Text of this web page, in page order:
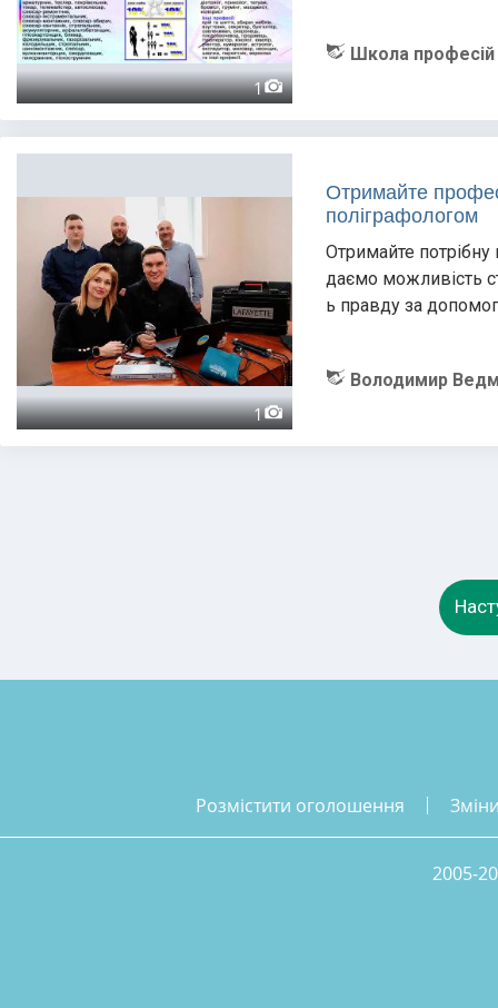
1
Школа професій
1
Отримайте
поліграфологом
Отримайте
даємо можливість
ь правду за
Володимир
розмістити оголошення
2005-